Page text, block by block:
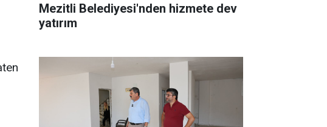
Mezitli Belediyesi'nden hizmete dev
yatırım